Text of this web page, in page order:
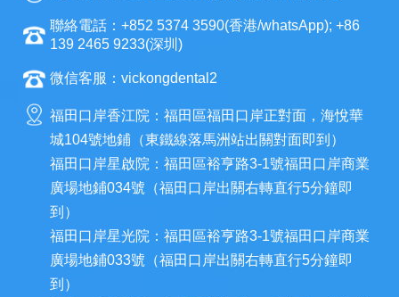
聯絡電話：+852 5374 3590(香港/whatsApp); +86
139 2465 9233(深圳)
微信客服：vickongdental2
福田口岸香江院：福田區福田口岸正對面，海悅華
城104號地鋪（東鐵線落馬洲站出關對面即到）
福田口岸星啟院：福田區裕亨路3-1號福田口岸商業
廣場地鋪034號（福田口岸出關右轉直行5分鐘即
到）
福田口岸星光院：福田區裕亨路3-1號福田口岸商業
廣場地鋪033號（福田口岸出關右轉直行5分鐘即
到）